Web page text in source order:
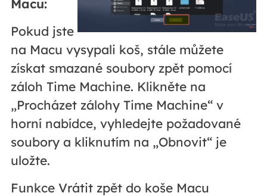
Macu:
Pokud jste
na Macu vysypali koš, stále můžete
získat smazané soubory zpět pomocí
záloh Time Machine. Klikněte na
„Procházet zálohy Time Machine“ v
horní nabídce, vyhledejte požadované
soubory a kliknutím na „Obnovit“ je
uložte.
Funkce Vrátit zpět do koše Macu